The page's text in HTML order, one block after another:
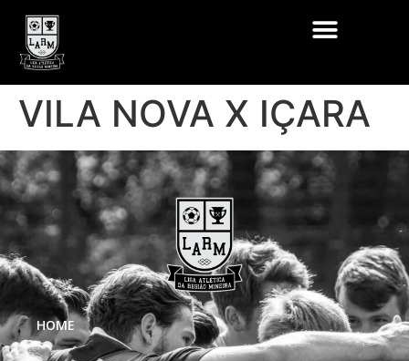
VILA NOVA X IÇARA
HOME